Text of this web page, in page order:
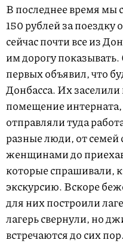
В последнее время мы
150 рублей за поездку
сейчас почти все из
им дорогу
первых объявил, что
Донбасса. Их
помещение интерната,
отправляли туда
разные люди, от
женщинами до
которые спрашивали,
экскурсию. Вскоре
для них построили
лагерь свернули, но
встречаются до сих пор.